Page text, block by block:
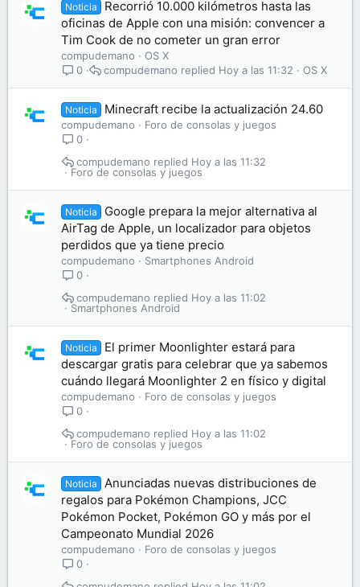
Noticia
Recorrió 10.000 kilómetros hasta las
oficinas de Apple con una misión: convencer a
Tim Cook de no cometer un gran error
compudemano
OS X
0
OS X
Hoy a las 11:32
compudemano
Noticia Minecraft recibe la actualización 24.60
compudemano
Foro de consolas y juegos
0
Foro de consolas y juegos
Hoy a las 11:32
compudemano
Noticia
Google prepara la mejor alternativa al
AirTag de Apple, un localizador para objetos
perdidos que ya tiene precio
compudemano
Smartphones Android
0
Smartphones Android
Hoy a las 11:02
compudemano
Noticia
El primer Moonlighter estará para
descargar gratis para celebrar que ya sabemos
cuándo llegará Moonlighter 2 en físico y digital
compudemano
Foro de consolas y juegos
0
Foro de consolas y juegos
Hoy a las 11:02
compudemano
Noticia
Anunciadas nuevas distribuciones de
regalos para Pokémon Champions, JCC
Pokémon Pocket, Pokémon GO y más por el
Campeonato Mundial 2026
compudemano
Foro de consolas y juegos
0